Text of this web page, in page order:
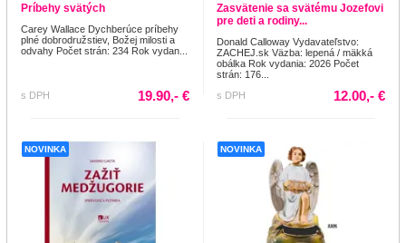
Príbehy svätých
Carey Wallace Dychberúce príbehy
plné dobrodružstiev, Božej milosti a
odvahy Počet strán: 234 Rok vydan...
s DPH 19.90,- €
Zasvätenie sa svätému Jozefovi
pre deti a rodiny...
Donald Calloway Vydavateľstvo:
ZACHEJ.sk Väzba: lepená / mäkká
obálka Rok vydania: 2026 Počet
strán: 176...
s DPH
12.00,- €
NOVINKA NOVINKA